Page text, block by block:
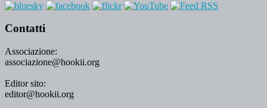
Contatti
Associazione:
associazione@hookii.org
Editor sito:
editor@hookii.org